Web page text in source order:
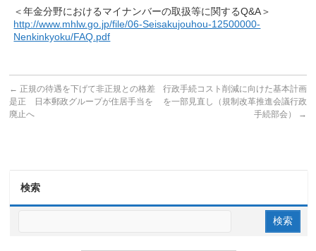
＜年金分野におけるマイナンバーの取扱等に関するQ&A＞
http://www.mhlw.go.jp/file/06-Seisakujouhou-12500000-
Nenkinkyoku/FAQ.pdf
← 正規の待遇を下げて非正規との格差
是正 日本郵政グループが住居手当を
廃止へ
行政手続コスト削減に向けた基本計画
を一部見直し（規制改革推進会議行政
手続部会）
→
検索